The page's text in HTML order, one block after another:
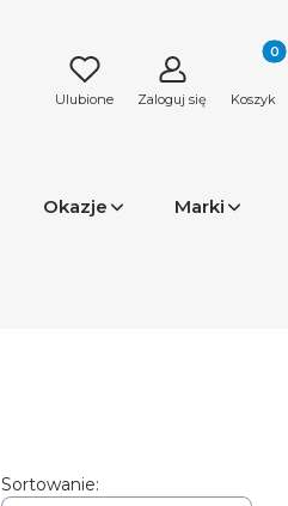
Ulubione Zaloguj się Koszyk
Okazje Marki
Sortowanie: